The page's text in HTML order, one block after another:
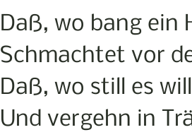
Daß, wo bang ein
Schmachtet vor
Daß, wo still es
Und vergehn in